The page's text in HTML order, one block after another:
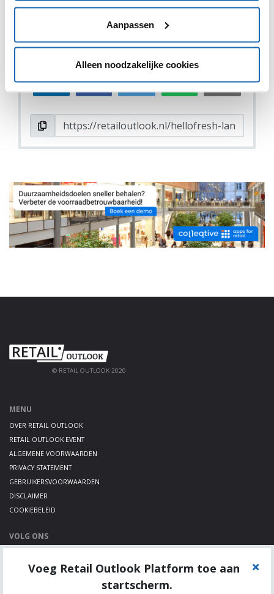
Aanpassen
Alleen noodzakelijke cookies
DEEL DIT IN JOUW NETWERK
© RETAIL OUTLOOK 2020
MENU
OVER RETAIL OUTLOOK
RETAIL OUTLOOK EVENT
ALGEMENE VOORWAARDEN
PRIVACY STATEMENT
GEBRUIKERSVOORWAARDEN
DISCLAIMER
COOKIEBELEID
VOLG ONS
TWITTER
Voeg Retail Outlook Platform toe aan
startscherm.